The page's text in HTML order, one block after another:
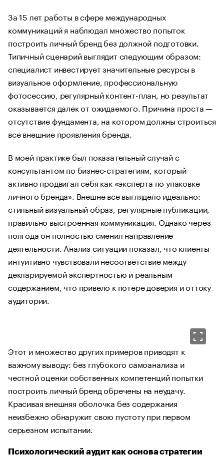
За 15 лет работы в сфере международных
коммуникаций я наблюдал множество попыток
построить личный бренд без должной подготовки.
Типичный сценарий выглядит следующим образом:
специалист инвестирует значительные ресурсы в
визуальное оформление, профессиональную
фотосессию, регулярный контент-план, но результат
оказывается далек от ожидаемого. Причина проста —
отсутствие фундамента, на котором должны строиться
все внешние проявления бренда.
В моей практике был показательный случай с
консультантом по бизнес-стратегиям, который
активно продвигал себя как «эксперта по упаковке
личного бренда». Внешне все выглядело идеально:
стильный визуальный образ, регулярные публикации,
правильно выстроенная коммуникация. Однако через
полгода он полностью сменил направление
деятельности. Анализ ситуации показал, что клиенты
интуитивно чувствовали несоответствие между
декларируемой экспертностью и реальным
содержанием, что привело к потере доверия и оттоку
аудитории.
Этот и множество других примеров приводят к
важному выводу: без глубокого самоанализа и
честной оценки собственных компетенций попытки
построить личный бренд обречены на неудачу.
Красивая внешняя оболочка без содержания
неизбежно обнаружит свою пустоту при первом
серьезном испытании.
Психологический аудит как основа стратегии